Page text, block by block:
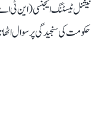
نیشنل ٹیسٹنگ ایجنسی (این ٹی
حکومت کی سنجیدگی پر سوال